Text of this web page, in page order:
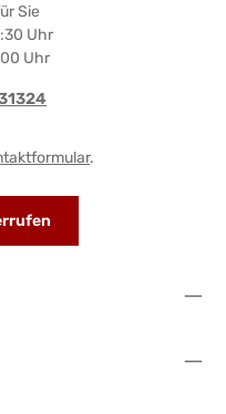
Sie
Uhr
Uhr
.